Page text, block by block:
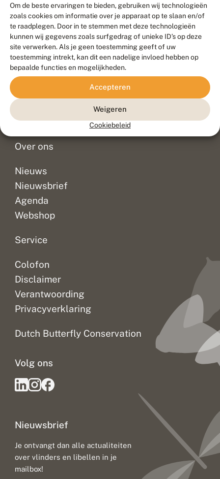
Om de beste ervaringen te bieden, gebruiken wij technologieën
zoals cookies om informatie over je apparaat op te slaan en/of
te raadplegen. Door in te stemmen met deze technologieën
kunnen wij gegevens zoals surfgedrag of unieke ID's op deze
site verwerken. Als je geen toestemming geeft of uw
toestemming intrekt, kan dit een nadelige invloed hebben op
bepaalde functies en mogelijkheden.
Accepteren
Weigeren
Cookiebeleid
Contact
Veelgestelde vragen
Doneer
Over ons
Nieuws
Nieuwsbrief
Agenda
Webshop
Service
Colofon
Disclaimer
Verantwoording
Privacyverklaring
Dutch Butterfly Conservation
Nieuwsbrief
Je ontvangt dan alle actualiteiten
over vlinders en libellen in je
mailbox!
Volg ons
Meld waarnemingen© 2026 Vlinderstichting
Duurzaam ontwikkeld door
Go2People
, ontworpen door
Blue Field Agency
Privacy
Disclaimer
Sitemap